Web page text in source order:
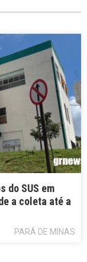
do SUS em
a coleta até a
PARÁ DE MINAS